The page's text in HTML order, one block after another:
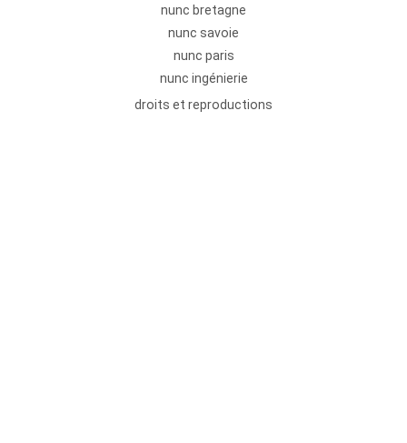
nunc bretagne
nunc savoie
nunc paris
nunc ingénierie
droits et reproductions